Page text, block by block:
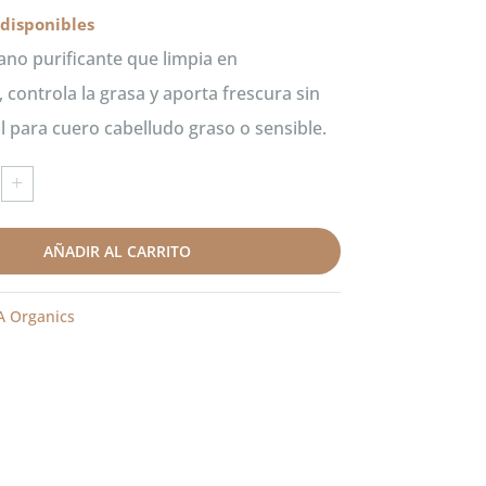
purificante que limpia en
la grasa y aporta frescura sin
para cuero cabelludo graso o sensible.
+
AÑADIR AL CARRITO
Organics